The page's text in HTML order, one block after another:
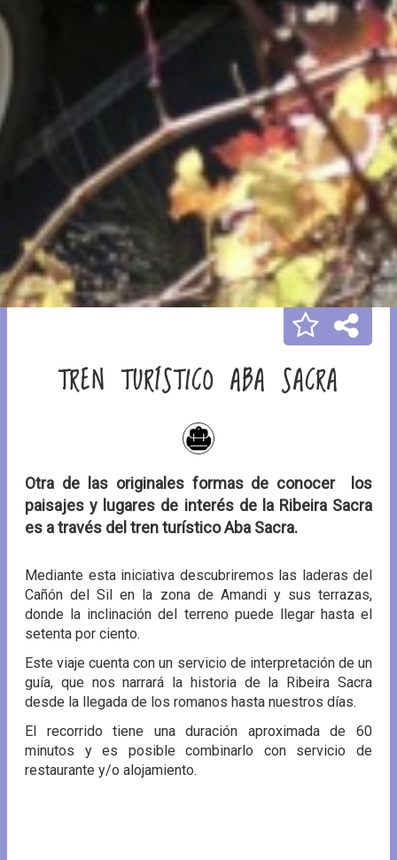
TREN TURÍSTICO ABA SACRA
Otra de las originales formas de conocer los
paisajes y lugares de interés de la Ribeira Sacra
es a través del tren turístico Aba Sacra.
Mediante esta iniciativa descubriremos las laderas del
Cañón del Sil en la zona de Amandi y sus terrazas,
donde la inclinación del terreno puede llegar hasta el
setenta por ciento.
Este viaje cuenta con un servicio de interpretación de un
guía, que nos narrará la historia de la Ribeira Sacra
desde la llegada de los romanos hasta nuestros días.
El recorrido tiene una duración aproximada de 60
minutos y es posible combinarlo con servicio de
restaurante y/o alojamiento.